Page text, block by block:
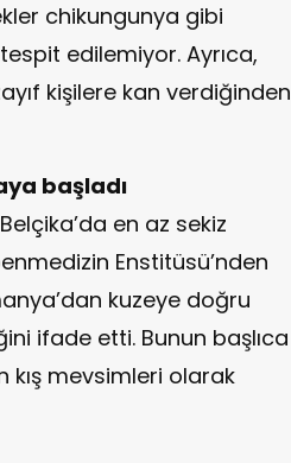
chikungunya gibi
edilemiyor. Ayrıca,
kişilere kan verdiğinden
başladı
en az sekiz
Enstitüsü’nden
kuzeye doğru
ifade etti. Bunun başlıca
kış mevsimleri olarak